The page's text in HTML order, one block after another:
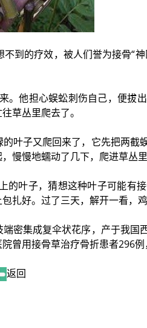
到的疗效，被人们誉为接骨“
他担心蜈蚣刺伤自己，便拔
草丛里爬去了。
叶子又爬回来了，它先把两截
慢慢地蠕动了几下，爬进草丛里
叶子，猜想这种叶子可能有
扎好。过了三天，解开一看，
密集成复伞状花序，产于我国
曾用接骨草治疗骨折患者296例
返回